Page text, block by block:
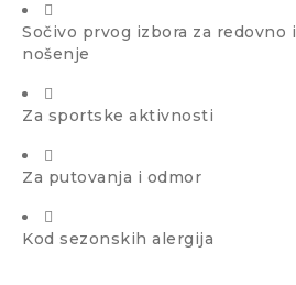
Sočivo prvog izbora za redovno
nošenje
Za sportske aktivnosti
Za putovanja i odmor
Kod sezonskih alergija